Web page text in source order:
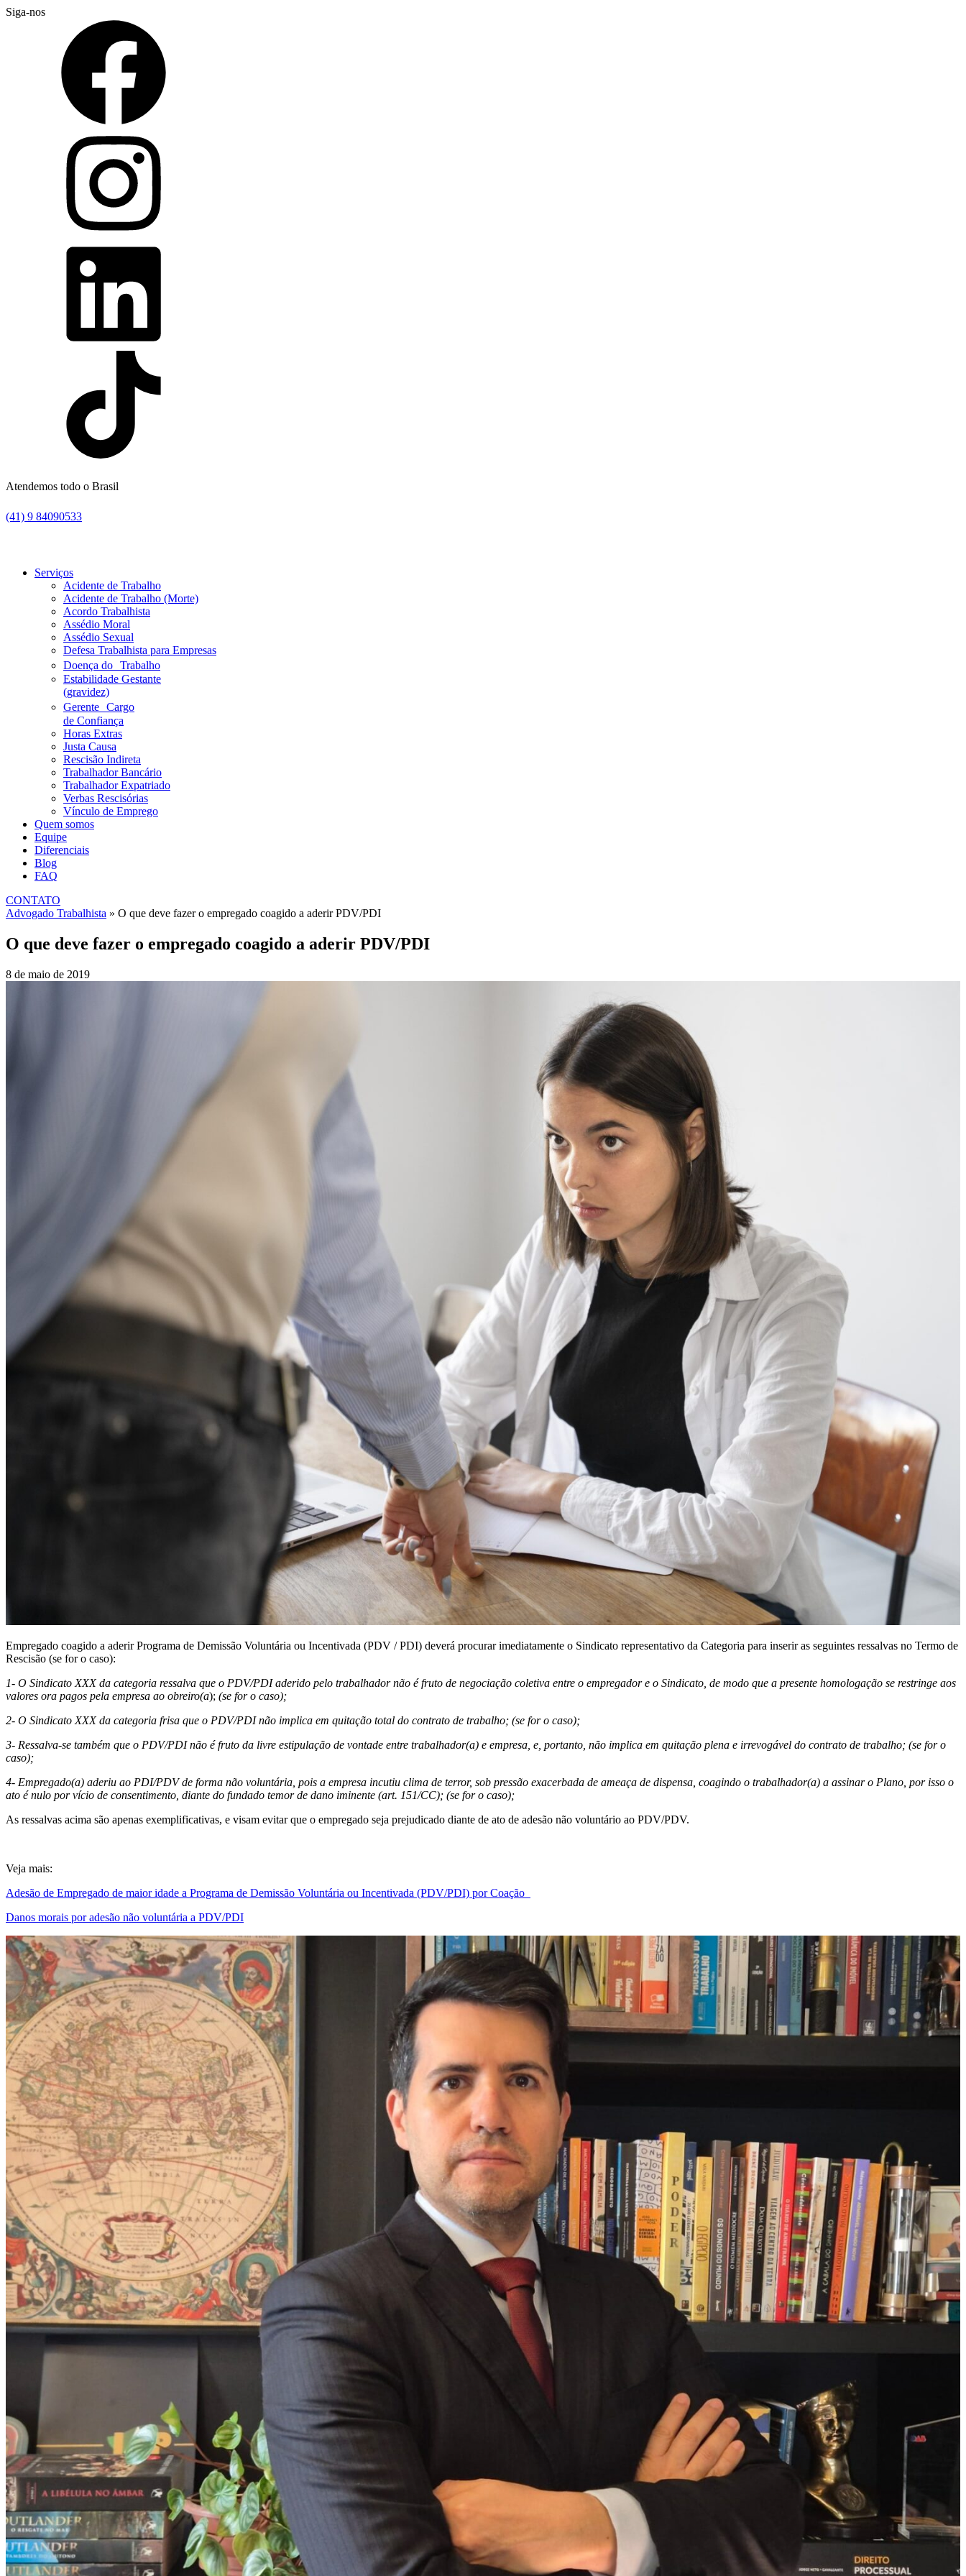
Siga-nos
Atendemos todo o Brasil
(41) 9 84090533
Serviços
Acidente de Trabalho
Acidente de Trabalho (Morte)
Acordo Trabalhista
Assédio Moral
Assédio Sexual
Defesa Trabalhista para Empresas
Doença do Trabalho
Estabilidade Gestante
(gravidez)
Gerente Cargo
de Confiança
Horas Extras
Justa Causa
Rescisão Indireta
Trabalhador Bancário
Trabalhador Expatriado
Verbas Rescisórias
Vínculo de Emprego
Quem somos
Equipe
Diferenciais
Blog
FAQ
CONTATO
Advogado Trabalhista » O que deve fazer o empregado coagido a aderir PDV/PDI
O que deve fazer o empregado coagido a aderir PDV/PDI
8 de maio de 2019
Empregado coagido a aderir Programa de Demissão Voluntária ou Incentivada (PDV / PDI) deverá procurar imediatamente o Sindicato representativo da Categoria para inserir as seguintes ressalvas no Termo de
Rescisão (se for o caso):
1- O Sindicato XXX da categoria ressalva que o PDV/PDI aderido pelo trabalhador não é fruto de negociação coletiva entre o empregador e o Sindicato, de modo que a presente homologação se restringe aos
valores ora pagos pela empresa ao obreiro(a); (se for o caso);
2- O Sindicato XXX da categoria frisa que o PDV/PDI não implica em quitação total do contrato de trabalho; (se for o caso);
3- Ressalva-se também que o PDV/PDI não é fruto da livre estipulação de vontade entre trabalhador(a) e empresa, e, portanto, não implica em quitação plena e irrevogável do contrato de trabalho; (se for o
caso);
4- Empregado(a) aderiu ao PDI/PDV de forma não voluntária, pois a empresa incutiu clima de terror, sob pressão exacerbada de ameaça de dispensa, coagindo o trabalhador(a) a assinar o Plano, por isso o
ato é nulo por vício de consentimento, diante do fundado temor de dano iminente (art. 151/CC); (se for o caso);
As ressalvas acima são apenas exemplificativas, e visam evitar que o empregado seja prejudicado diante de ato de adesão não voluntário ao PDV/PDV.
Veja mais:
Adesão de Empregado de maior idade a Programa de Demissão Voluntária ou Incentivada (PDV/PDI) por Coação
Danos morais por adesão não voluntária a PDV/PDI